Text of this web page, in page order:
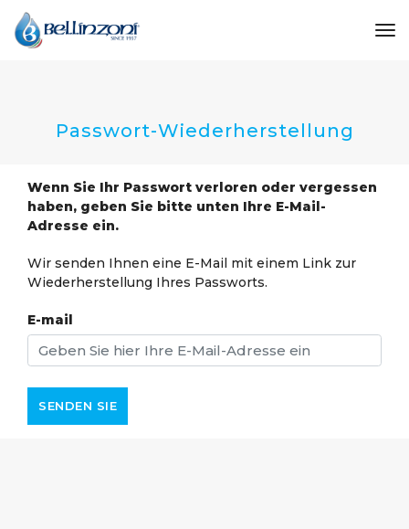
Passwort-Wiederherstellung
Wenn Sie Ihr Passwort verloren oder vergessen
haben, geben Sie bitte unten Ihre E-Mail-
Adresse ein.
Wir senden Ihnen eine E-Mail mit einem Link zur
Wiederherstellung Ihres Passworts.
E-mail